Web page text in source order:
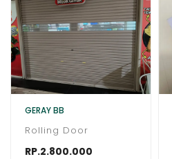
GERAY BB
Rolling Door
RP.2.800.000